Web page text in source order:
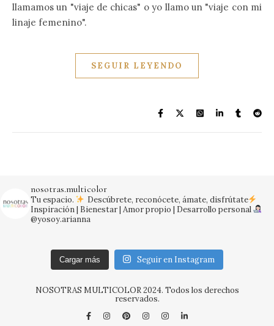
llamamos un "viaje de chicas" o yo llamo un "viaje con mi
linaje femenino".
SEGUIR LEYENDO
nosotras.multicolor
Tu espacio.
Descúbrete, reconócete, ámate, disfrútate
Inspiración | Bienestar | Amor propio | Desarrollo personal
@yosoy.arianna
Cargar más Seguir en Instagram
NOSOTRAS MULTICOLOR 2024. Todos los derechos
reservados.